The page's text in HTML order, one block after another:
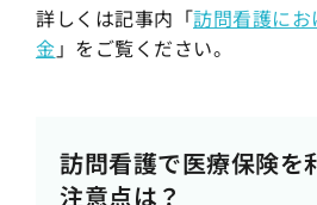
詳しくは記事内「訪問看護に
金 」をご覧ください。
訪問看護で医療保険を
注意点は？